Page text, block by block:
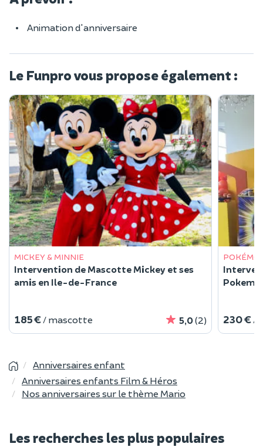
Animation d'anniversaire
Le Funpro vous propose également :
MICKEY & MINNIE
Intervention de Mascotte Mickey et ses
amis en Ile-de-France
185 € / mascotte 5,0(2) 230 € /
Anniversaires enfant
Anniversaires enfants Film & Héros
Nos anniversaires sur le thème Mario
Les recherches les plus populaires